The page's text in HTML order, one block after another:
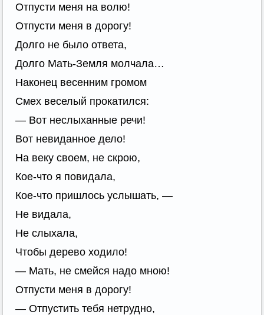
Отпусти меня на волю!
Отпусти меня в дорогу!
Долго не было ответа,
Долго Мать-Земля молчала…
Наконец весенним громом
Смех веселый прокатился:
— Вот неслыханные речи!
Вот невиданное дело!
На веку своем, не скрою,
Кое-что я повидала,
Кое-что пришлось услышать, —
Не видала,
Не слыхала,
Чтобы дерево ходило!
— Мать, не смейся надо мною!
Отпусти меня в дорогу!
— Отпустить тебя нетрудно,